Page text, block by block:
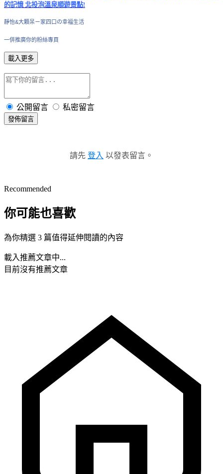
的記憶 北投泡溫泉順遊景點!
靜怡&大顆呆ㄧ家四口の幸福生活
一併推廣你的粉絲專頁
載入更多
公開留言 私密留言
發佈留言
請先 登入 以發表留言。
Recommended
你可能也喜歡
為你精選 3 篇值得延伸閱讀的內容
載入推薦文章中...
目前沒有推薦文章